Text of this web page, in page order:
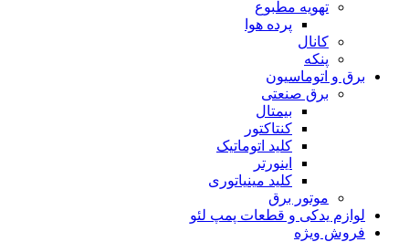
تهویه مطبوع
پرده هوا
کانال
پنکه
برق و اتوماسیون
برق صنعتی
بیمتال
کنتاکتور
کلید اتوماتیک
اینورتر
کلید مینیاتوری
موتور برق
لوازم یدکی و قطعات پمپ لئو
فروش ویژه